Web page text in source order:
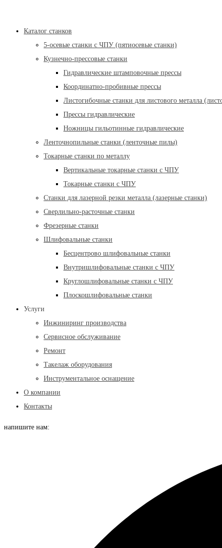
Каталог станков
5-осевые станки с ЧПУ (пятиосевые станки)
Кузнечно-прессовые станки
Гидравлические штамповочные прессы
Координатно-пробивные прессы
Листогибочные станки для листового металла
Прессы гидравлические
Ножницы гильотинные гидравлические
Ленточнопильные станки (ленточные пилы)
Токарные станки по металлу
Вертикальные токарные станки с ЧПУ
Токарные станки с ЧПУ
Станки для лазерной резки металла (лазерные станки)
Сверлильно-расточные станки
Фрезерные станки
Шлифовальные станки
Бесцентрово шлифовальные станки
Внутришлифовальные станки с ЧПУ
Круглошлифовальные станки с ЧПУ
Плоскошлифовальные станки
Услуги
Инжиниринг производства
Сервисное обслуживание
Ремонт
Такелаж оборудования
Инструментальное оснащение
О компании
Контакты
напишите нам: